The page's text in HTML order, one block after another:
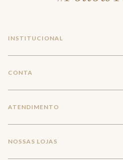
INSTITUCIONAL
Trabalhe conosco
CONTA
Meus pedidos
ATENDIMENTO
NOSSAS LOJAS